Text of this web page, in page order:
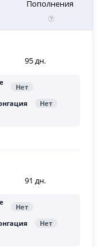
Пополнения
95 дн.
91 дн.